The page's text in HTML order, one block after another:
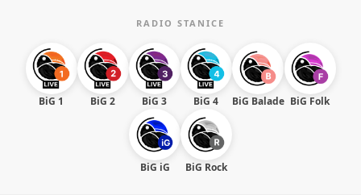
RADIO STANICE
BiG 1 BiG 2 BiG 3 BiG 4 BiG Balade BiG Folk
BiG iG BiG Rock